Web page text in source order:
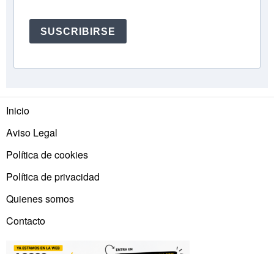
SUSCRIBIRSE
Inicio
Aviso Legal
Política de cookies
Política de privacidad
Quienes somos
Contacto